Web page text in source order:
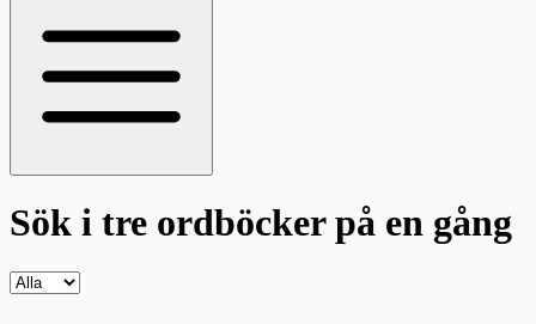
Sök i tre ordböckerpå en gång